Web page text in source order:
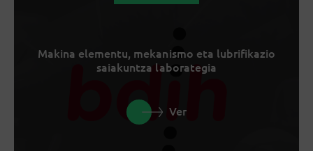
Makina elementu, mekanismo eta lubrifikazio
saiakuntza laborategia
Ver